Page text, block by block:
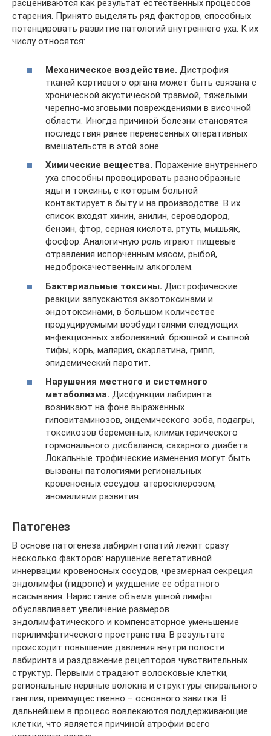
расцениваются как результат естественных процессов
старения. Принято выделять ряд факторов, способных
потенцировать развитие патологий внутреннего уха. К их
числу относятся:
Механическое воздействие. Дистрофия
тканей кортиевого органа может быть связана с
хронической акустической травмой, тяжелыми
черепно-мозговыми повреждениями в височной
области. Иногда причиной болезни становятся
последствия ранее перенесенных оперативных
вмешательств в этой зоне.
Химические вещества. Поражение внутреннего
уха способны провоцировать разнообразные
яды и токсины, с которым больной
контактирует в быту и на производстве. В их
список входят хинин, анилин, сероводород,
бензин, фтор, серная кислота, ртуть, мышьяк,
фосфор. Аналогичную роль играют пищевые
отравления испорченным мясом, рыбой,
недоброкачественным алкоголем.
Бактериальные токсины. Дистрофические
реакции запускаются экзотоксинами и
эндотоксинами, в большом количестве
продуцируемыми возбудителями следующих
инфекционных заболеваний: брюшной и сыпной
тифы, корь, малярия, скарлатина, грипп,
эпидемический паротит.
Нарушения местного и системного
метаболизма. Дисфункции лабиринта
возникают на фоне выраженных
гиповитаминозов, эндемического зоба, подагры,
токсикозов беременных, климактерического
гормонального дисбаланса, сахарного диабета.
Локальные трофические изменения могут быть
вызваны патологиями региональных
кровеносных сосудов: атеросклерозом,
аномалиями развития.
Патогенез
В основе патогенеза лабиринтопатий лежит сразу
несколько факторов: нарушение вегетативной
иннервации кровеносных сосудов, чрезмерная секреция
эндолимфы (гидропс) и ухудшение ее обратного
всасывания. Нарастание объема ушной лимфы
обуславливает увеличение размеров
эндолимфатического и компенсаторное уменьшение
перилимфатического пространства. В результате
происходит повышение давления внутри полости
лабиринта и раздражение рецепторов чувствительных
структур. Первыми страдают волосковые клетки,
региональные нервные волокна и структуры спирального
ганглия, преимущественно – основного завитка. В
дальнейшем в процесс вовлекаются поддерживающие
клетки, что является причиной атрофии всего